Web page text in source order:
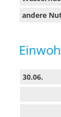
andere
30.06.